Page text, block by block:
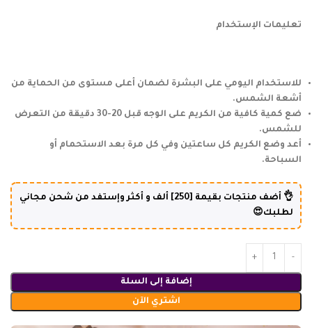
تعليمات الإستخدام
للاستخدام اليومي على البشرة لضمان أعلى مستوى من الحماية من
أشعة الشمس.
ضع كمية كافية من الكريم على الوجه قبل 20-30 دقيقة من التعرض
للشمس.
أعد وضع الكريم كل ساعتين وفي كل مرة بعد الاستحمام أو
السباحة.
👌 أضف منتجات بقيمة [250] ألف و أكثر وإستفد من شحن مجاني
لطلبك😍
إضافة إلى السلة
اشتري الآن